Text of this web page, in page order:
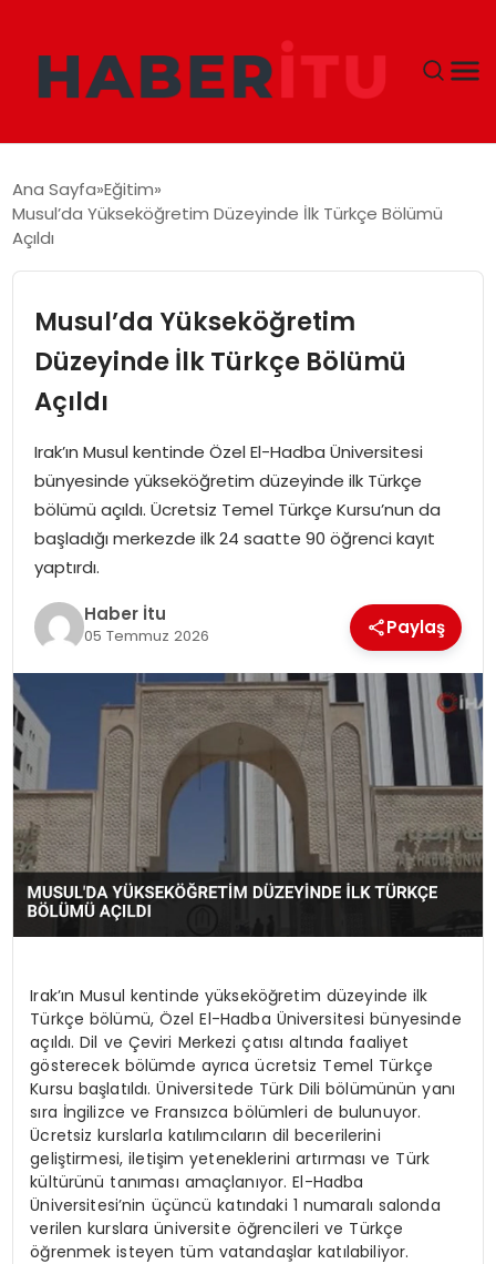
DÜNYA
TEKNOLOJI
EĞITIM
MAGAZIN
SPOR
YAŞAM
Ana Sayfa Eğitim
Musul’da Yükseköğretim Düzeyinde İlk Türkçe Bölümü
Açıldı
Musul’da Yükseköğretim
Düzeyinde İlk Türkçe Bölümü
Açıldı
Irak’ın Musul kentinde Özel El-Hadba Üniversitesi
bünyesinde yükseköğretim düzeyinde ilk Türkçe
bölümü açıldı. Ücretsiz Temel Türkçe Kursu’nun da
başladığı merkezde ilk 24 saatte 90 öğrenci kayıt
yaptırdı.
Haber İtu
05 Temmuz 2026 Paylaş
Irak’ın Musul kentinde yükseköğretim düzeyinde ilk
Türkçe bölümü, Özel El-Hadba Üniversitesi bünyesinde
açıldı. Dil ve Çeviri Merkezi çatısı altında faaliyet
gösterecek bölümde ayrıca ücretsiz Temel Türkçe
Kursu başlatıldı. Üniversitede Türk Dili bölümünün yanı
sıra İngilizce ve Fransızca bölümleri de bulunuyor.
Ücretsiz kurslarla katılımcıların dil becerilerini
geliştirmesi, iletişim yeteneklerini artırması ve Türk
kültürünü tanıması amaçlanıyor. El-Hadba
Üniversitesi’nin üçüncü katındaki 1 numaralı salonda
verilen kurslara üniversite öğrencileri ve Türkçe
öğrenmek isteyen tüm vatandaşlar katılabiliyor.